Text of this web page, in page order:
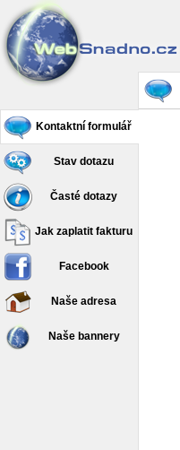
Kontaktní formulář
Stav dotazu
Časté dotazy
Jak zaplatit fakturu
Facebook
Naše adresa
Naše bannery